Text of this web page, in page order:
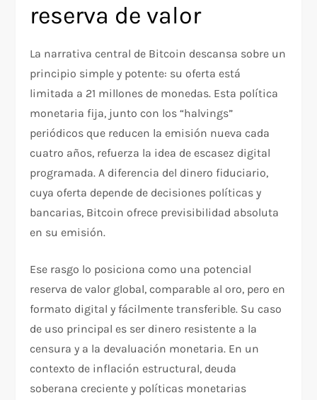
reserva de valor
La narrativa central de Bitcoin descansa sobre un
principio simple y potente: su oferta está
limitada a 21 millones de monedas. Esta política
monetaria fija, junto con los “halvings”
periódicos que reducen la emisión nueva cada
cuatro años, refuerza la idea de escasez digital
programada. A diferencia del dinero fiduciario,
cuya oferta depende de decisiones políticas y
bancarias, Bitcoin ofrece previsibilidad absoluta
en su emisión.
Ese rasgo lo posiciona como una potencial
reserva de valor global, comparable al oro, pero en
formato digital y fácilmente transferible. Su caso
de uso principal es ser dinero resistente a la
censura y a la devaluación monetaria. En un
contexto de inflación estructural, deuda
soberana creciente y políticas monetarias